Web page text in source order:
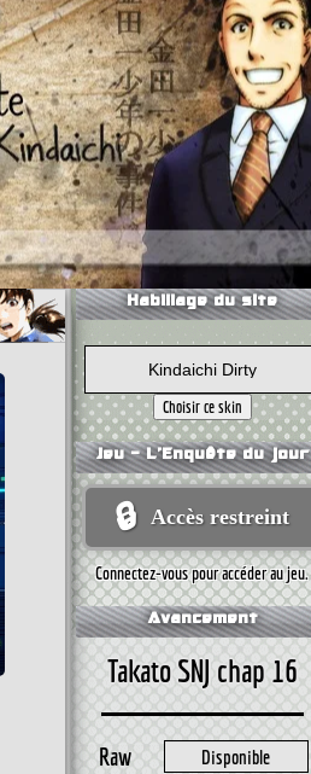
Habillage du site
Jeu - L'Enquête du jour
🔒 Accès restreint
Connectez-vous pour accéder au jeu.
Avancement
Takato SNJ chap 16
Raw Disponible